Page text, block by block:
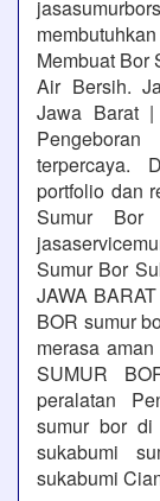
Membuat Bor
Air Bersih.
Jawa Barat |
terpercaya.
portfolio dan
Sumur Bor
Sumur Bor
JAWA
BOR sumur
merasa
SUMUR
peralatan
sumur bor di
sukabumi
sukabumi